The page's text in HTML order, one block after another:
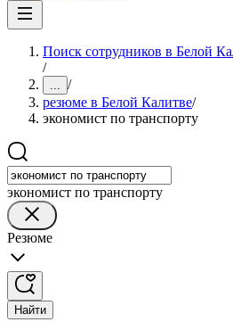
Поиск сотрудников в Белой
/
... /
резюме в Белой Калитве/
экономист по транспорту
экономист по транспорту
Резюме
Найти